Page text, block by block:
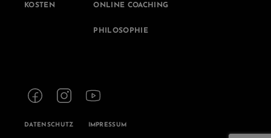
KOSTEN ONLINE COACHING
PHILOSOPHIE
DATENSCHUTZ IMPRESSUM